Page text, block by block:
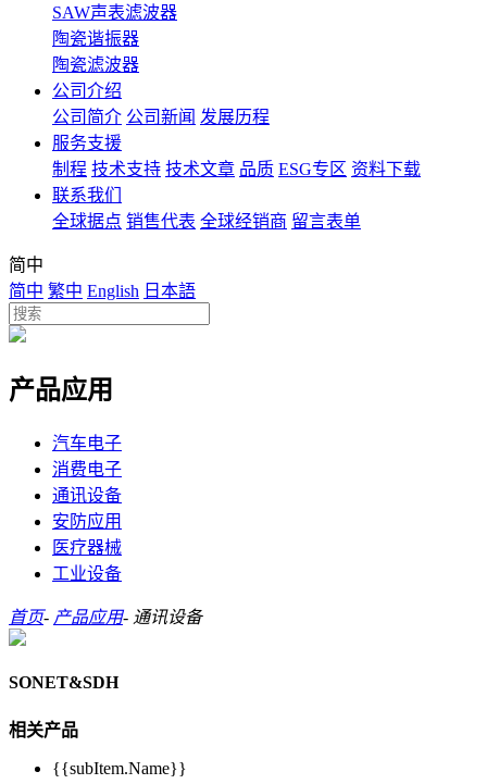
SAW声表滤波器
陶瓷谐振器
陶瓷滤波器
公司介绍
公司简介 公司新闻 发展历程
服务支援
制程 技术支持 技术文章 品质 ESG专区 资料下载
联系我们
全球据点 销售代表 全球经销商 留言表单
简中
简中 繁中 English 日本語
产品应用
汽车电子
消费电子
通讯设备
安防应用
医疗器械
工业设备
首页- 产品应用- 通讯设备
SONET&SDH
相关产品
{{subItem.Name}}